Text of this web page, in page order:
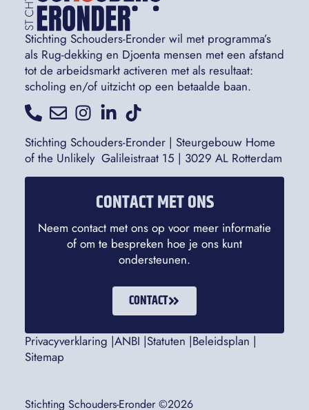
Stichting Schouders-Eronder wil met programma’s
als Rug-dekking en Djoenta mensen met een afstand
tot de arbeidsmarkt activeren met als resultaat:
scholing en/of uitzicht op een betaalde baan.
Stichting Schouders-Eronder | Steurgebouw Home
of the Unlikely Galileistraat 15 | 3029 AL Rotterdam
CONTACT MET ONS
Neem contact met ons op voor meer informatie
of om te bespreken hoe je ons kunt
ondersteunen.
CONTACT
Privacyverklaring |ANBI |Statuten |Beleidsplan |
Sitemap
Stichting Schouders-Eronder ©2026